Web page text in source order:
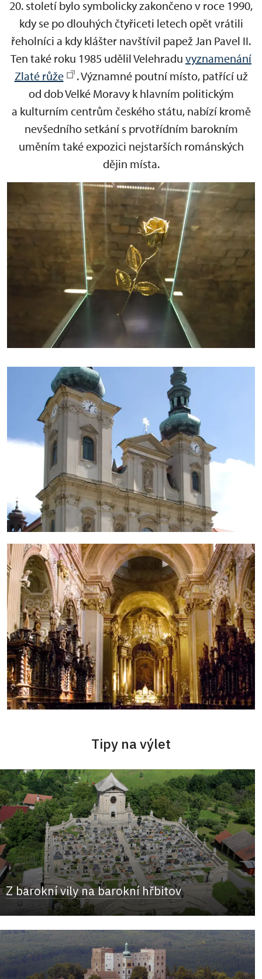
20. století bylo symbolicky zakončeno v roce 1990,
kdy se po dlouhých čtyřiceti letech opět vrátili
řeholníci a kdy klášter navštívil papež Jan Pavel II.
Ten také roku 1985 udělil Velehradu vyznamenání
Zlaté růže
. Významné poutní místo, patřící už
od dob Velké Moravy k hlavním politickým
a kulturním centrům českého státu, nabízí kromě
nevšedního setkání s prvotřídním barokním
uměním také expozici nejstarších románských
dějin místa.
Tipy na výlet
Z barokní vily na barokní hřbitov